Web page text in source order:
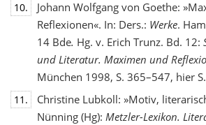
10.
Johann Wolfgang von Goethe:
Reflexionen«. In: Ders.: Werke.
14 Bde. Hg. v. Erich Trunz. Bd. 12:
und Literatur. Maximen und
München 1998, S. 365–547, hier
11.
Christine Lubkoll: »Motiv,
Nünning (Hg): Metzler-Lexikon.